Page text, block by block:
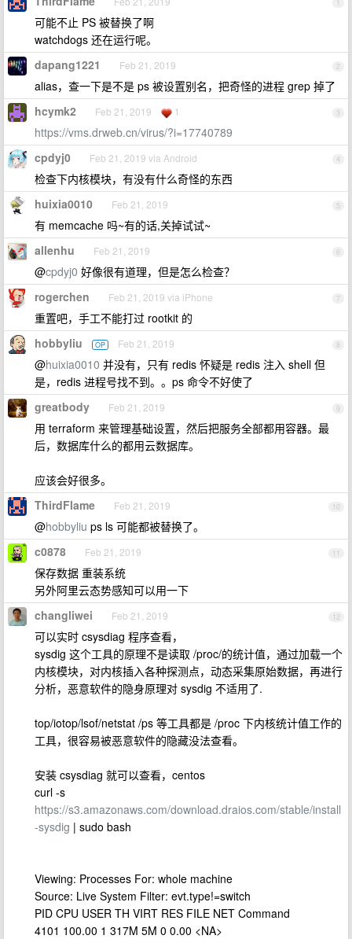
1
可能不止 PS 被替换了啊
watchdogs 还在运行呢。
2
dapang1221 Feb 21, 2019
alias，查一下是不是 ps 被设置别名，把奇怪的进程 grep 掉了
3
hcymk2 Feb 21, 2019 1
https://vms.drweb.cn/virus/?i=17740789
4
cpdyj0 Feb 21, 2019 via Android
检查下内核模块，有没有什么奇怪的东西
5
huixia0010 Feb 21, 2019
有 memcache 吗~有的话,关掉试试~
6
allenhu Feb 21, 2019
@cpdyj0 好像很有道理，但是怎么检查？
7
rogerchen Feb 21, 2019 via iPhone
重置吧，手工不能打过 rootkit 的
8
hobbyliu OP Feb 21, 2019
@huixia0010 并没有，只有 redis 怀疑是 redis 注入 shell 但
是，redis 进程号找不到。。ps 命令不好使了
9
greatbody Feb 21, 2019
用 terraform 来管理基础设置，然后把服务全部都用容器。最
后，数据库什么的都用云数据库。
应该会好很多。
10
ThirdFlame Feb 21, 2019
@hobbyliu ps ls 可能都被替换了。
11
c0878 Feb 21, 2019
保存数据 重装系统
另外阿里云态势感知可以用一下
12
changliwei Feb 21, 2019
可以实时 csysdiag 程序查看，
sysdig 这个工具的原理不是读取 /proc/的统计值，通过加载一个
内核模块，对内核插入各种探测点，动态采集原始数据，再进行
分析，恶意软件的隐身原理对 sysdig 不适用了.
top/iotop/lsof/netstat /ps 等工具都是 /proc 下内核统计值工作的
工具，很容易被恶意软件的隐藏没法查看。
安装 csysdiag 就可以查看，centos
curl -s
https://s3.amazonaws.com/download.draios.com/stable/install
-sysdig | sudo bash
Viewing: Processes For: whole machine
Source: Live System Filter: evt.type!=switch
PID CPU USER TH VIRT RES FILE NET Command
4101 100.00 1 317M 5M 0 0.00 <NA>